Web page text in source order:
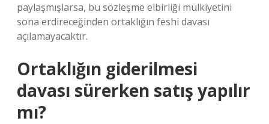
paylaşmışlarsa, bu sözleşme elbirliği mülkiyetini
sona erdireceğinden ortaklığın feshi davası
açılamayacaktır.
Ortaklığın giderilmesi
davası sürerken satış yapılır
mı?